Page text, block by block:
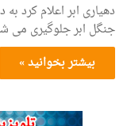
دهیاری ابر اعلام کرد
جنگل ابر جلوگیری می
بیشتر بخوانید »